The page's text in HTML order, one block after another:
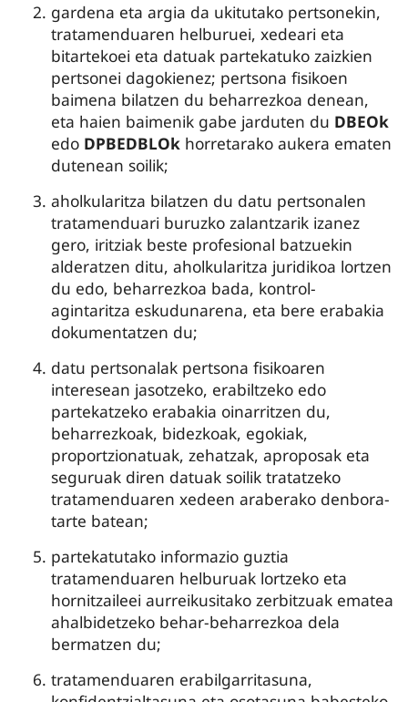
gardena eta argia da ukitutako pertsonekin,
tratamenduaren helburuei, xedeari eta
bitartekoei eta datuak partekatuko zaizkien
pertsonei dagokienez; pertsona fisikoen
baimena bilatzen du beharrezkoa denean,
eta haien baimenik gabe jarduten du DBEOk
edo DPBEDBLOk horretarako aukera ematen
dutenean soilik;
aholkularitza bilatzen du datu pertsonalen
tratamenduari buruzko zalantzarik izanez
gero, iritziak beste profesional batzuekin
alderatzen ditu, aholkularitza juridikoa lortzen
du edo, beharrezkoa bada, kontrol-
agintaritza eskudunarena, eta bere erabakia
dokumentatzen du;
datu pertsonalak pertsona fisikoaren
interesean jasotzeko, erabiltzeko edo
partekatzeko erabakia oinarritzen du,
beharrezkoak, bidezkoak, egokiak,
proportzionatuak, zehatzak, aproposak eta
seguruak diren datuak soilik tratatzeko
tratamenduaren xedeen araberako denbora-
tarte batean;
partekatutako informazio guztia
tratamenduaren helburuak lortzeko eta
hornitzaileei aurreikusitako zerbitzuak ematea
ahalbidetzeko behar-beharrezkoa dela
bermatzen du;
tratamenduaren erabilgarritasuna,